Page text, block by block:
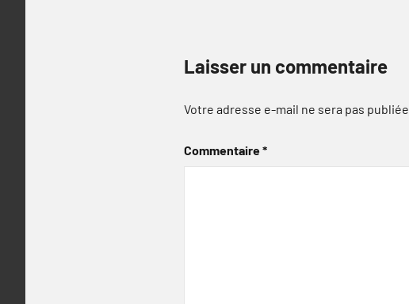
Laisser un commentaire
Votre adresse e-mail ne sera pas publiée.
Commentaire*